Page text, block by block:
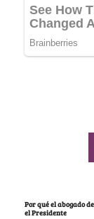
Por qué el abogado
el Presidente